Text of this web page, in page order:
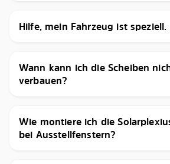
Hilfe, mein Fahrzeug ist speziell.
Wann kann ich die Scheiben
verbauen?
Wie montiere ich die
bei Ausstellfenstern?